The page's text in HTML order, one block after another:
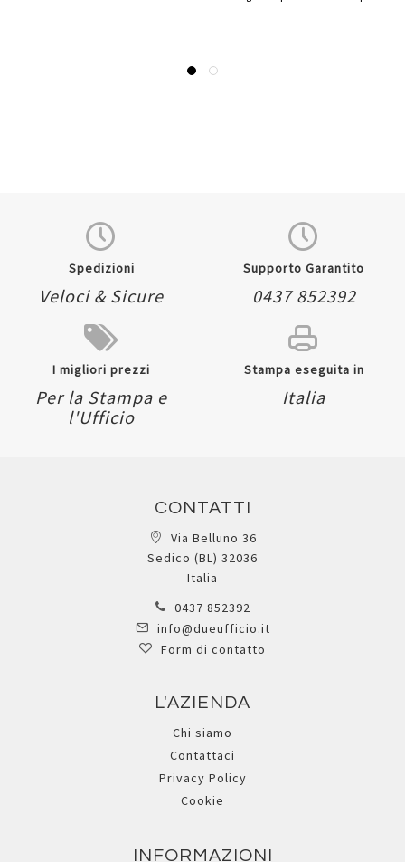
Spedizioni
Veloci & Sicure
Supporto Garantito
0437 852392
I migliori prezzi
Per la Stampa e
l'Ufficio
Stampa eseguita in
Italia
CONTATTI
Via Belluno 36
Sedico (BL) 32036
Italia
0437 852392
info@dueufficio.it
Form di contatto
L'AZIENDA
Chi siamo
Contattaci
Privacy Policy
Cookie
INFORMAZIONI